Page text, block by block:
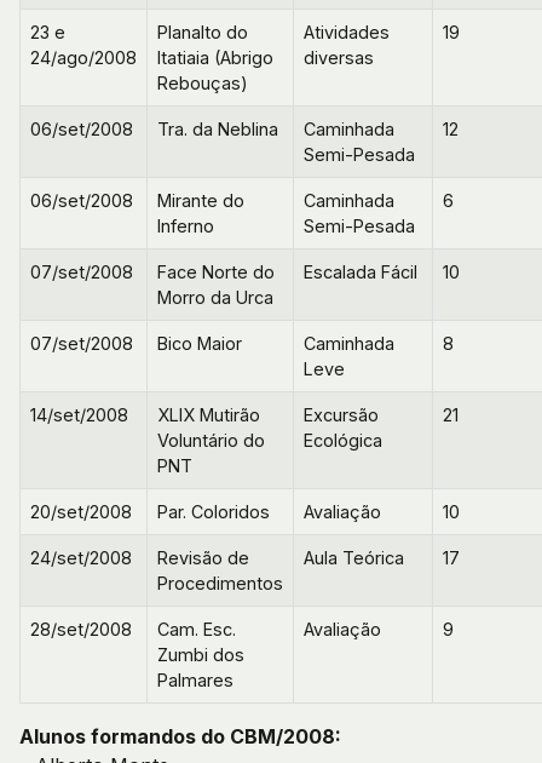
23 e
24/ago/2008
Planalto do
Itatiaia (Abrigo
Rebouças)
Atividades
diversas
19
06/set/2008 Tra. da Neblina
Caminhada
Semi-Pesada
12
06/set/2008
Mirante do
Inferno
Caminhada
Semi-Pesada
6
07/set/2008
Face Norte do
Morro da Urca
Escalada Fácil 10
07/set/2008 Bico Maior
Caminhada
Leve
8
14/set/2008
XLIX Mutirão
Voluntário do
PNT
Excursão
Ecológica
21
20/set/2008 Par. Coloridos Avaliação 10
24/set/2008
Revisão de
Procedimentos
Aula Teórica 17
28/set/2008
Cam. Esc.
Zumbi dos
Palmares
Avaliação 9
Alunos formandos do CBM/2008: